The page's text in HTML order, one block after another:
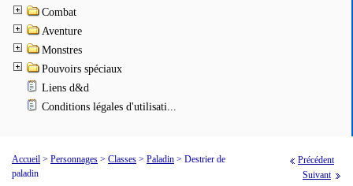
Combat
Aventure
Monstres
Pouvoirs spéciaux
Liens d&d
Conditions légales d'utilisati...
Accueil > Personnages > Classes > Paladin > Destrier de
paladin
Précédent
Suivant